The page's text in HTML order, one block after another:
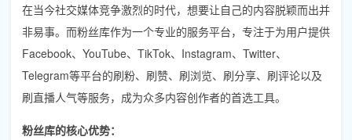
在当今社交媒体竞争激烈的时代，想要让自己的内容脱颖而出并
非易事。而粉丝库作为一个专业的服务平台，专注于为用户提供
Facebook、YouTube、TikTok、Instagram、Twitter、
Telegram等平台的刷粉、刷赞、刷浏览、刷分享、刷评论以及
刷直播人气等服务，成为众多内容创作者的首选工具。
粉丝库的核心优势：